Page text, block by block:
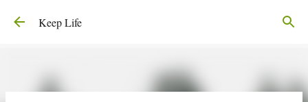
Μετάβαση στο κύριο περιεχόμενο
Keep Life